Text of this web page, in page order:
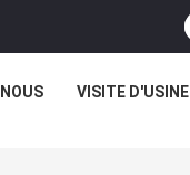
VISITE D'USINE